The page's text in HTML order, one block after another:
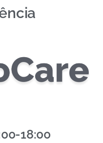
18:00